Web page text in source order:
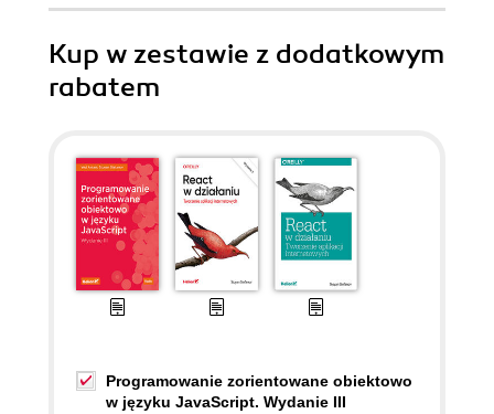
Kup w zestawie z dodatkowym
rabatem
Programowanie zorientowane obiektowo
w języku JavaScript. Wydanie III